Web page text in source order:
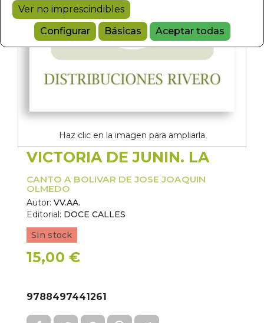
Ver no imprescindibles
Configurar
Básicas Aceptar todas
Haz clic en la imagen para ampliarla
VICTORIA DE JUNIN. LA
CANTO A BOLIVAR DE JOSE JOAQUIN
OLMEDO
Autor: VV.AA.
Editorial: DOCE CALLES
Sin stock
15,00 €
9788497441261